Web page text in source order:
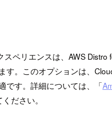
リエンスは、AWS Distro
。このオプションは、
です。詳細については、「
ださい。